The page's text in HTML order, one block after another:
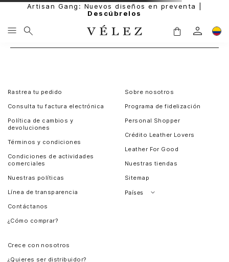
Artisan Gang: Nuevos diseños en preventa |
Descúbrelos
Rastrea tu pedido
Consulta tu factura electrónica
Política de cambios y
devoluciones
Términos y condiciones
Condiciones de actividades
comerciales
Nuestras políticas
Línea de transparencia
Contáctanos
¿Cómo comprar?
Sobre nosotros
Programa de fidelización
Personal Shopper
Crédito Leather Lovers
Leather For Good
Nuestras tiendas
Sitemap
Países
Crece con nosotros
¿Quieres ser distribuidor?